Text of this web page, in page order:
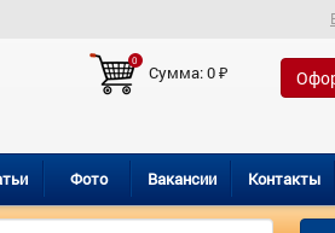
0
Сумма:0₽
Фото Вакансии Контакты